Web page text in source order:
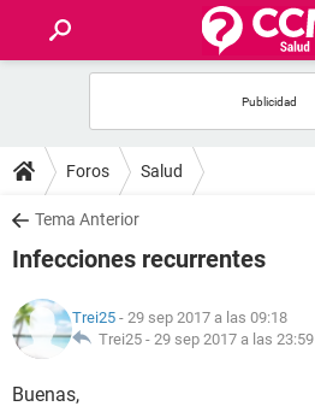
FOROS
SALUD
NUTRICIÓN
BIENESTAR
Foros Salud
Tema Anterior
Infecciones recurrentes
Trei25 - 29 sep 2017 a las 09:18
Trei25 - 29 sep 2017 a las 23:59
Buenas,